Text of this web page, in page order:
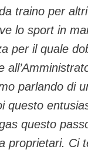
traino per
lo sport in
per il quale
parlando di
questo
questo
proprietari. Ci